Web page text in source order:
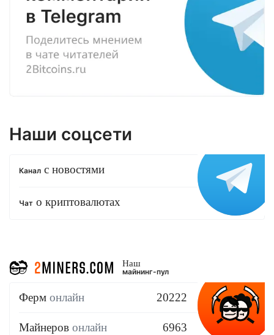
Наши соцсети
Канал с новостями
Чат о криптовалютах
Наш
майнинг-пул
Ферм онлайн 20222
Майнеров онлайн 6963